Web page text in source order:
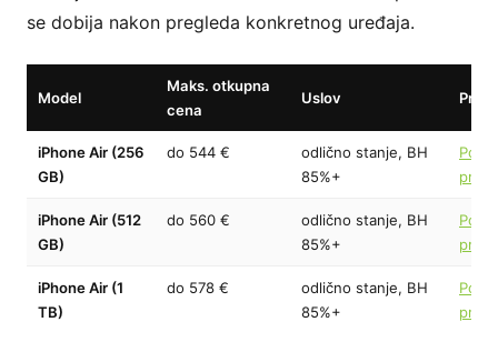
se dobija nakon pregleda konkretnog uređaja.
Model
Maks. otkupna
cena
Uslov
iPhone Air (256
GB)
do 544 €
odlično stanje, BH
85%+
iPhone Air (512
GB)
do 560 €
odlično stanje, BH
85%+
iPhone Air (1
TB)
do 578 €
odlično stanje, BH
85%+